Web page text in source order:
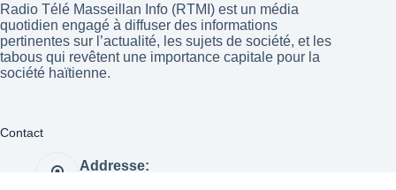
Radio Télé Masseillan Info (RTMI) est un média
quotidien engagé à diffuser des informations
pertinentes sur l’actualité, les sujets de société, et les
tabous qui revêtent une importance capitale pour la
société haïtienne.
Contact
Addresse: